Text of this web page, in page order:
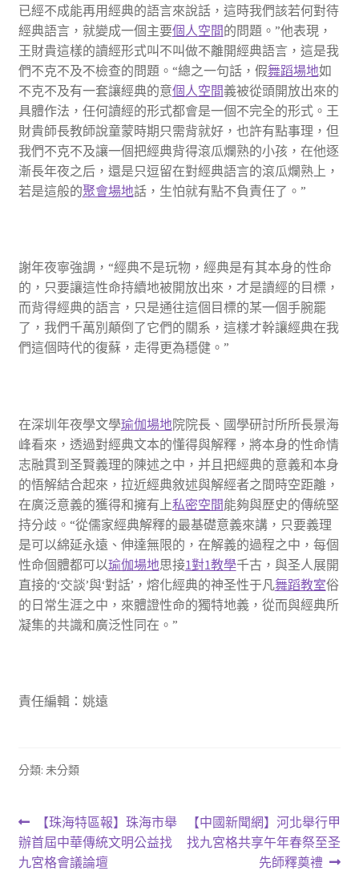
已經不成能再用經典的語言來說話，這時我們該若何對待
經典語言，就變成一個主要個人空間的問題。”他表現，
王財貴這樣的讀經形式叫不叫做不離開經典語言，這是我
們不克不及不檢查的問題。“總之一句話，假舞蹈場地如
不克不及有一套讓經典的意個人空間義被從頭開放出來的
具體作法，任何讀經的形式都會是一個不完全的形式。王
財貴師長教師說童蒙時期只需背就好，也許有點事理，但
我們不克不及讓一個把經典背得滾瓜爛熟的小孩，在他逐
漸長年夜之后，還是只逗留在對經典語言的滾瓜爛熟上，
若是這般的聚會場地話，生怕就有點不負責任了。”
謝年夜寧強調，“經典不是玩物，經典是有其本身的性命
的，只要讓這性命持續地被開放出來，才是讀經的目標，
而背得經典的語言，只是通往這個目標的某一個手腕罷
了，我們千萬別顛倒了它們的關系，這樣才幹讓經典在我
們這個時代的復蘇，走得更為穩健。”
在深圳年夜學文學瑜伽場地院院長、國學研討所所長景海
峰看來，透過對經典文本的懂得與解釋，將本身的性命情
志融貫到圣賢義理的陳述之中，并且把經典的意義和本身
的悟解結合起來，拉近經典敘述與解經者之間時空距離，
在廣泛意義的獲得和擁有上私密空間能夠與歷史的傳統堅
持分歧。“從儒家經典解釋的最基礎意義來講，只要義理
是可以綿延永遠、伸達無限的，在解義的過程之中，每個
性命個體都可以瑜伽場地思接1對1教學千古，與圣人展開
直接的‘交談’與‘對話’，熔化經典的神圣性于凡舞蹈教室俗
的日常生涯之中，來體證性命的獨特地義，從而與經典所
凝集的共識和廣泛性同在。”
責任編輯：姚遠
分類: 未分類
文
章
上
一
篇
【珠海特區報】珠海市舉
辦首屆中華傳統文明公益找
九宮格會議論壇
下
一
【中國新聞網】河北舉行甲
找九宮格共享午年春祭至圣
先師釋奠禮